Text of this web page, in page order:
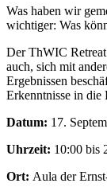
Was haben wir
wichtiger: Was
Der ThWIC
auch, sich mit
Ergebnissen
Erkenntnisse in die
Datum: 17.
Uhrzeit: 10:00 bis
Ort: Aula der